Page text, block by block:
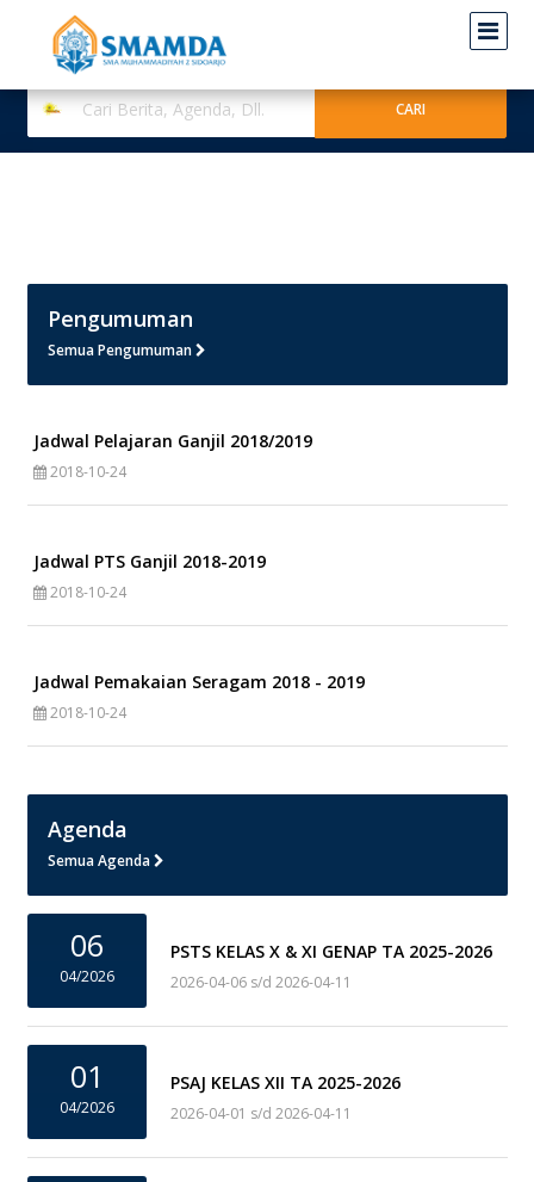
Pengumuman
Semua Pengumuman
Jadwal Pelajaran Ganjil 2018/2019
2018-10-24
Jadwal PTS Ganjil 2018-2019
2018-10-24
Jadwal Pemakaian Seragam 2018 - 2019
2018-10-24
Agenda
Semua Agenda
06
04/2026
PSTS KELAS X & XI GENAP TA 2025-2026
2026-04-06 s/d 2026-04-11
01
04/2026
PSAJ KELAS XII TA 2025-2026
2026-04-01 s/d 2026-04-11